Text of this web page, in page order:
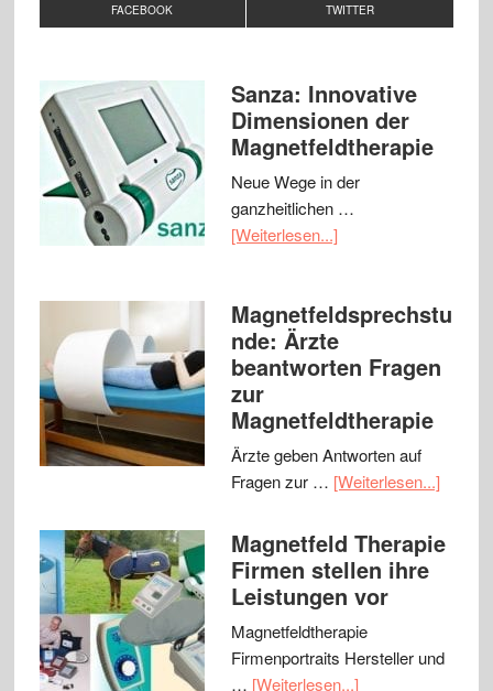
FACEBOOK TWITTER
Sanza: Innovative
Dimensionen der
Magnetfeldtherapie
Neue Wege in der
ganzheitlichen …
[Weiterlesen...]
Magnetfeldsprechstu
nde: Ärzte
beantworten Fragen
zur
Magnetfeldtherapie
Ärzte geben Antworten auf
Fragen zur … [Weiterlesen...]
Magnetfeld Therapie
Firmen stellen ihre
Leistungen vor
Magnetfeldtherapie
Firmenportraits Hersteller und
… [Weiterlesen...]